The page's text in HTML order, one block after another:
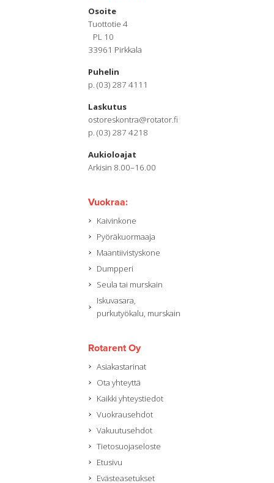
Osoite
Tuottotie 4
PL 10
33961 Pirkkala
Puhelin
p. (03) 287 4111
Laskutus
ostoreskontra@rotator.fi
p. (03) 287 4218
Aukioloajat
Arkisin 8.00–16.00
Vuokraa:
Kaivinkone
Pyöräkuormaaja
Maantiivistyskone
Dumpperi
Seula tai murskain
Iskuvasara,
purkutyökalu, murskain
Rotarent Oy
Asiakastarinat
Ota yhteyttä
Kaikki yhteystiedot
Vuokrausehdot
Vakuutusehdot
Tietosuojaseloste
Etusivu
Evästeasetukset